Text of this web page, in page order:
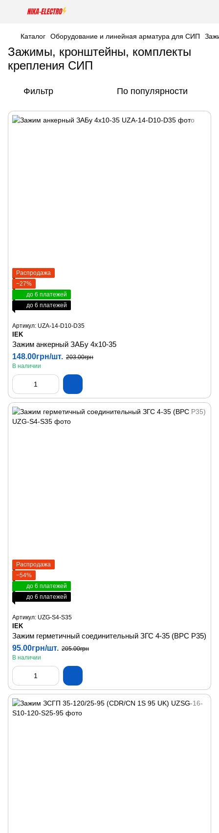
Каталог Оборудование и линейная арматура для СИП
Зажимы, кронштейны, комплекты
крепления СИП
Фильтр По популярности
Распродажа
−27%
до 6 платежей
до 6 платежей
Артикул: UZA-14-D10-D35
IEK
Зажим анкерный ЗАБу 4х10-35
148.00грн/шт. 203.00грн
В наличии
Распродажа
−54%
до 6 платежей
до 6 платежей
Артикул: UZG-S4-S35
IEK
Зажим герметичный соединительный ЗГС 4-35 (BPC P35)
95.00грн/шт. 205.00грн
В наличии